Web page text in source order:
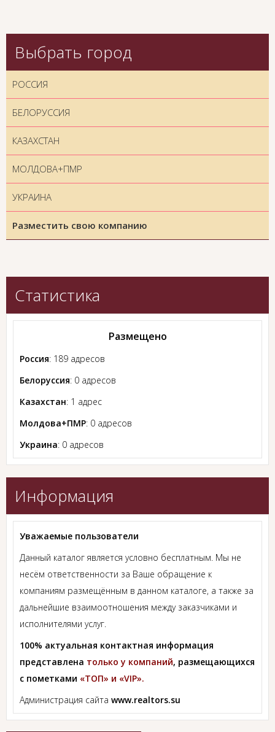
Выбрать город
РОССИЯ
БЕЛОРУССИЯ
КАЗАХСТАН
МОЛДОВА+ПМР
УКРАИНА
Разместить свою компанию
Статистика
Размещено
Россия: 189 адресов
Белоруссия: 0 адресов
Казахстан: 1 адрес
Молдова+ПМР: 0 адресов
Украина: 0 адресов
Информация
Уважаемые пользователи
Данный каталог является условно бесплатным. Мы не
несём ответственности за Ваше обращение к
компаниям размещённым в данном каталоге, а также за
дальнейшие взаимоотношения между заказчиками и
исполнителями услуг.
100% актуальная контактная информация
представлена только у компаний, размещающихся
с пометками «ТОП» и «VIP».
Администрация сайта www.realtors.su